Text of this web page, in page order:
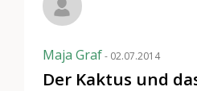
Maja Graf- 02.07.2014
Der Kaktus und